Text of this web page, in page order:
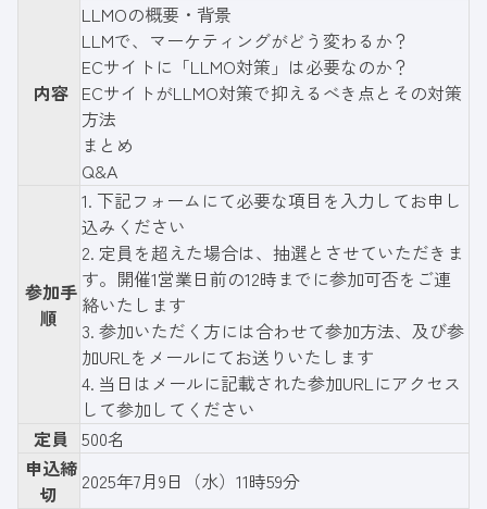
内容
LLMOの概要・背景
LLMで、マーケティングがどう変わるか？
ECサイトに「LLMO対策」は必要なのか？
ECサイトがLLMO対策で抑えるべき点とその対策
方法
まとめ
Q&A
参加手
順
1. 下記フォーム にて必要な項目を入力してお申し
込みください
2. 定員を超えた場合は、抽選とさせていただきま
す。開催1営業日前の12時までに参加可否をご連
絡いたします
3. 参加いただく方には合わせて参加方法、及び参
加URLをメールにてお送りいたします
4. 当日はメールに記載された参加URLにアクセス
して参加してください
定員 500名
申込締
切
2025年7月9日（水）11時59分